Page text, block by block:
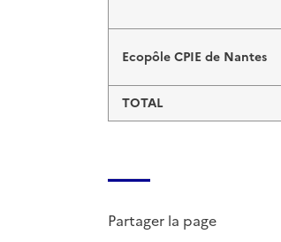
Ecopôle CPIE de Nantes
TOTAL
Partager la page